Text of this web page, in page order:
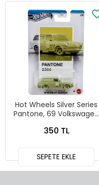
Hot Wheels Silver Series
Pantone, 69 Volkswagen
350 TL
SEPETE EKLE